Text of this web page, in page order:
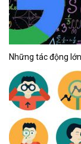
Những tác động